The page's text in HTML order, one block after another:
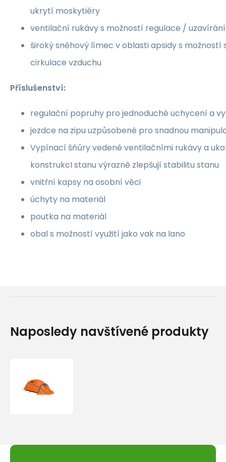
ukrytí moskytiéry
ventilační rukávy s možností regulace /
široký sněhový límec v oblasti apsidy s možností
cirkulace vzduchu
Příslušenství:
regulační popruhy pro jednoduché uchycení a
jezdce na zipu uzpůsobené pro snadnou
Vypínací šňůry vedené ventilačními rukávy a
konstrukcI stanu výrazně zlepšují stabilitu stanu
vnitřní kapsy na osobní věci
úchyty na materiál
poutka na materiál
obal s možností využití jako vak na lano
Naposledy navštívené produkty